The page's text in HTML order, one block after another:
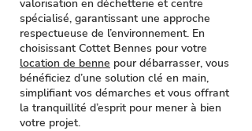
valorisation en déchetterie et centre
spécialisé, garantissant une approche
respectueuse de l’environnement. En
choisissant Cottet Bennes pour votre
location de benne pour débarrasser, vous
bénéficiez d’une solution clé en main,
simplifiant vos démarches et vous offrant
la tranquillité d’esprit pour mener à bien
votre projet.